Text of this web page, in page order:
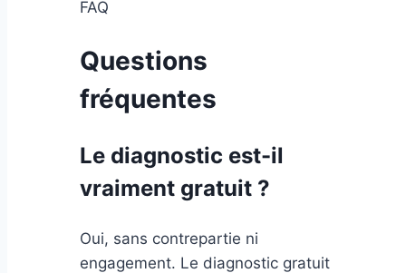
FAQ
Questions
fréquentes
Le diagnostic est-il
vraiment gratuit ?
Oui, sans contrepartie ni
engagement. Le diagnostic gratuit